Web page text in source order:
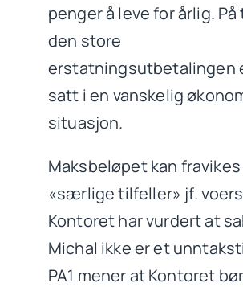
penger å leve for årlig.
den store
erstatningsutbetalingen
satt i en vanskelig
situasjon.
Maksbeløpet kan fravikes
«særlige tilfeller» jf.
Kontoret har vurdert at
Michal ikke er et
PA1 mener at Kontoret